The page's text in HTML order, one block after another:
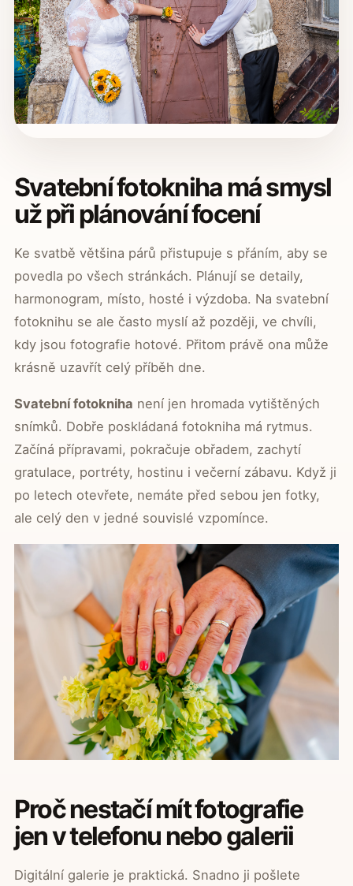
Svatební fotokniha má smysl
už při plánování focení
Ke svatbě většina párů přistupuje s přáním, aby se
povedla po všech stránkách. Plánují se detaily,
harmonogram, místo, hosté i výzdoba. Na svatební
fotoknihu se ale často myslí až později, ve chvíli,
kdy jsou fotografie hotové. Přitom právě ona může
krásně uzavřít celý příběh dne.
Svatební fotokniha není jen hromada vytištěných
snímků. Dobře poskládaná fotokniha má rytmus.
Začíná přípravami, pokračuje obřadem, zachytí
gratulace, portréty, hostinu i večerní zábavu. Když ji
po letech otevřete, nemáte před sebou jen fotky,
ale celý den v jedné souvislé vzpomínce.
Proč nestačí mít fotografie
jen v telefonu nebo galerii
Digitální galerie je praktická. Snadno ji pošlete